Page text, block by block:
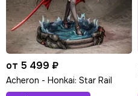
от 5 499 ₽
Acheron - Honkai: Star Rail